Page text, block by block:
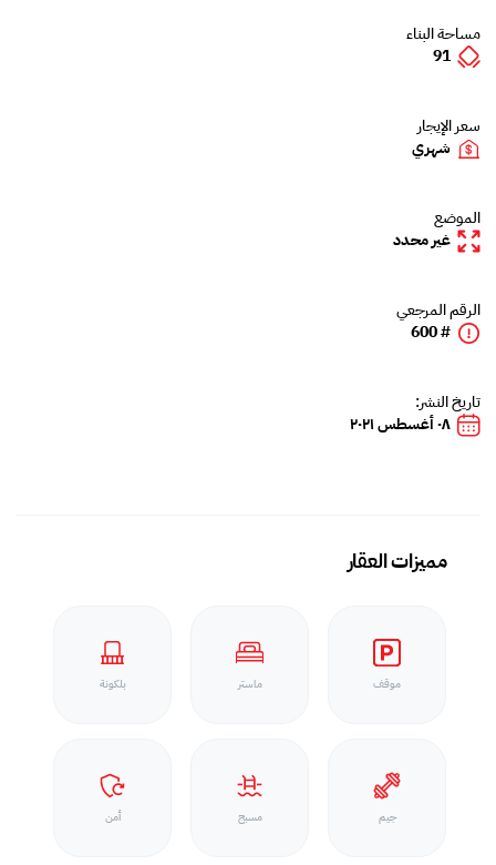
مساحة البناء
91
سعر الإيجار
شهري
الموضع
غير محدد
الرقم المرجعي
# 600
تاريخ النشر:
٠٨ أغسطس ٢٠٢١
مميزات العقار
موقف ماستر بلكونة
جيم مسبح أمن